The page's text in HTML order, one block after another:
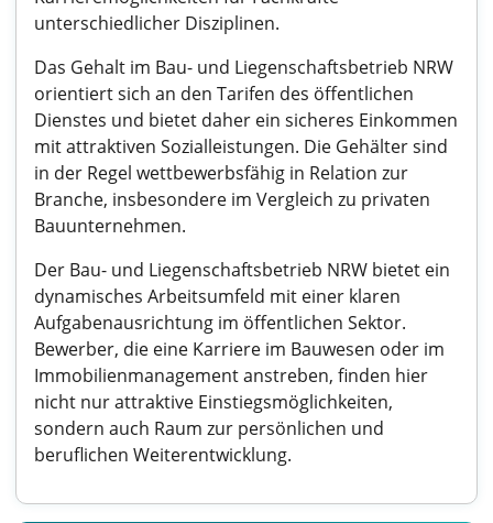
unterschiedlicher Disziplinen.
Das Gehalt im Bau- und Liegenschaftsbetrieb NRW
orientiert sich an den Tarifen des öffentlichen
Dienstes und bietet daher ein sicheres Einkommen
mit attraktiven Sozialleistungen. Die Gehälter sind
in der Regel wettbewerbsfähig in Relation zur
Branche, insbesondere im Vergleich zu privaten
Bauunternehmen.
Der Bau- und Liegenschaftsbetrieb NRW bietet ein
dynamisches Arbeitsumfeld mit einer klaren
Aufgabenausrichtung im öffentlichen Sektor.
Bewerber, die eine Karriere im Bauwesen oder im
Immobilienmanagement anstreben, finden hier
nicht nur attraktive Einstiegsmöglichkeiten,
sondern auch Raum zur persönlichen und
beruflichen Weiterentwicklung.